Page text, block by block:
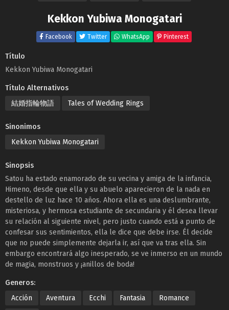
Kekkon Yubiwa Monogatari
Facebook Twitter WhatsApp Pinterest
Título
Kekkon Yubiwa Monogatari
Título Alternativos
結婚指輪物語
Tales of Wedding Rings
Sinonimos
Kekkon Yubiwa Monogatari
Sinopsis
Satou ha estado enamorado de su vecina y amiga de la infancia,
Himeno, desde que ella y su abuelo aparecieron de la nada en
destello de luz hace 10 años. Ahora ella es una deslumbrante,
misteriosa, y hermosa estudiante de secundaria y él desea llevar
su relación al siguiente nivel, pero justo cuando está a punto de
confesar sus sentimientos, ella le dice que debe irse. Él decide
que no puede simplemente dejarla ir, así que va tras ella. Sin
embargo encontrará algo inesperado, se ve inmerso en un mundo
de magia, monstruos y ¡anillos de boda!
Generos:
Acción
Aventura Ecchi Fantasia Romance